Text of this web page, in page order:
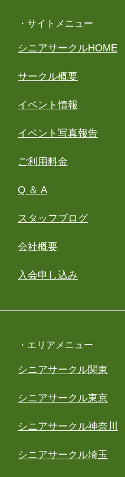
・サイトメニュー
シニアサークルHOME
サークル概要
イベント情報
イベント写真報告
ご利用料金
Q ＆ A
スタッフブログ
会社概要
入会申し込み
・エリアメニュー
シニアサークル関東
シニアサークル東京
シニアサークル神奈川
シニアサークル埼玉